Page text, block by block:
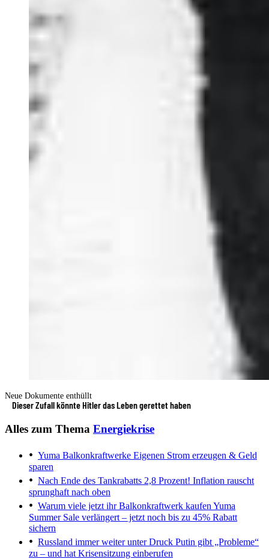
Neue Dokumente enthüllt
Dieser Zufall könnte Hitler das Leben gerettet haben
Alles zum Thema Energiekrise
Yuma Balkonkraftwerke Eigenen Strom erzeugen & Geld
sparen
Nach Ende des Tankrabatts 2,8 Prozent! Inflation rauscht
sprunghaft nach oben
Warum viele jetzt ihr Balkonkraftwerk kaufen Yuma
Summer Sale verlängert – jetzt noch bis zu 45% Rabatt
sichern
Russland immer weiter unter Druck Putin gibt „Probleme“
zu – und hat Krisensitzung einberufen